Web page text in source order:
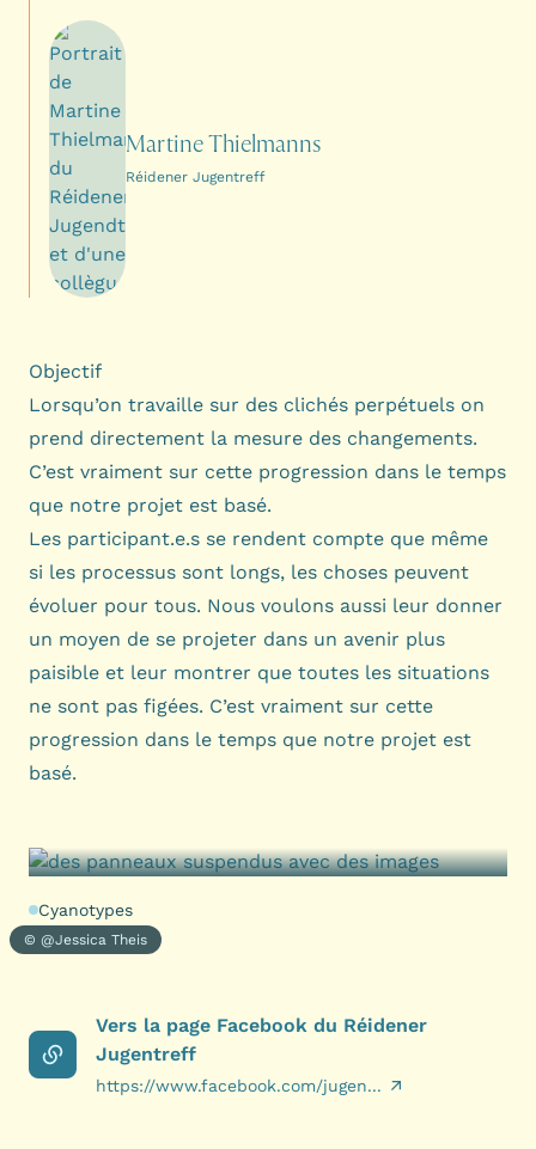
Martine Thielmanns
Réidener Jugentreff
Objectif
Lorsqu’on travaille sur des clichés perpétuels on
prend directement la mesure des changements.
C’est vraiment sur cette progression dans le temps
que notre projet est basé.
Les participant.e.s se rendent compte que même
si les processus sont longs, les choses peuvent
évoluer pour tous. Nous voulons aussi leur donner
un moyen de se projeter dans un avenir plus
paisible et leur montrer que toutes les situations
ne sont pas figées. C’est vraiment sur cette
progression dans le temps que notre projet est
basé.
Cyanotypes
© @Jessica Theis
Vers la page Facebook du Réidener
Jugentreff
https://www.facebook.com/jugen...